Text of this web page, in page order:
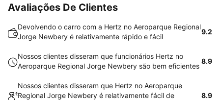
Avaliações De Clientes
Devolvendo o carro com a Hertz no Aeroparque Regional
Jorge Newbery é relativamente rápido e fácil
9.2
Nossos clientes disseram que funcionários Hertz no
Aeroparque Regional Jorge Newbery são bem eficientes
8.9
Nossos clientes disseram que Hertz no Aeroparque
Regional Jorge Newbery é relativamente fácil de
8.9